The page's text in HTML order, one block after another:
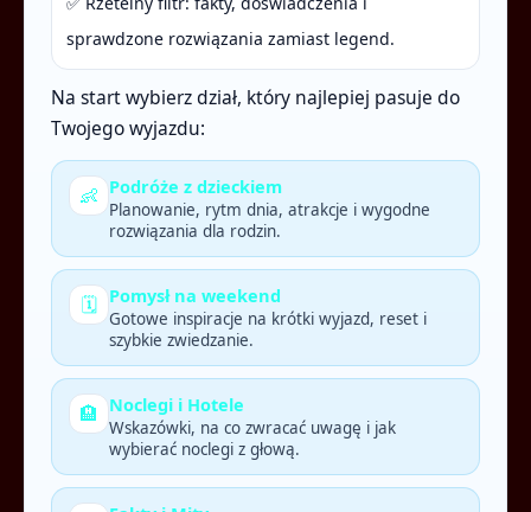
sprawdzone rozwiązania zamiast legend.
Na start wybierz dział, który najlepiej pasuje do
Twojego wyjazdu:
👶 Podróże z dzieckiem
Planowanie, rytm dnia, atrakcje i wygodne
rozwiązania dla rodzin.
🗓️ Pomysł na weekend
Gotowe inspiracje na krótki wyjazd, reset i
szybkie zwiedzanie.
🏨 Noclegi i Hotele
Wskazówki, na co zwracać uwagę i jak
wybierać noclegi z głową.